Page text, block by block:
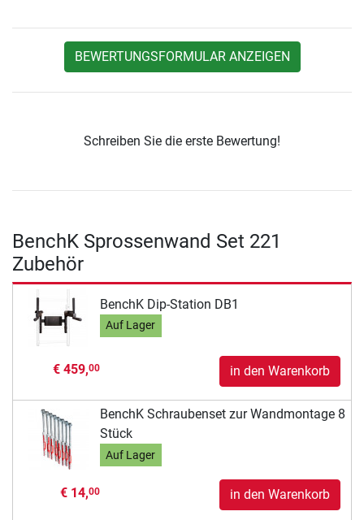
BEWERTUNGSFORMULAR ANZEIGEN
Schreiben Sie die erste Bewertung!
BenchK Sprossenwand Set 221
Zubehör
BenchK Dip-Station DB1
Auf Lager
€ 459,00 in den Warenkorb
BenchK Schraubenset zur Wandmontage 8
Stück
Auf Lager
€ 14,00 in den Warenkorb